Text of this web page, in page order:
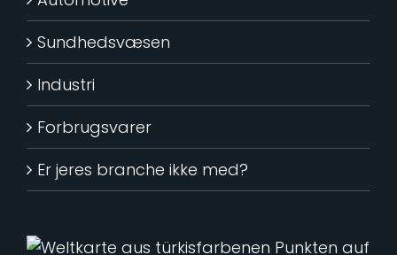
Sundhedsvæsen
Industri
Forbrugsvarer
Er jeres branche ikke med?